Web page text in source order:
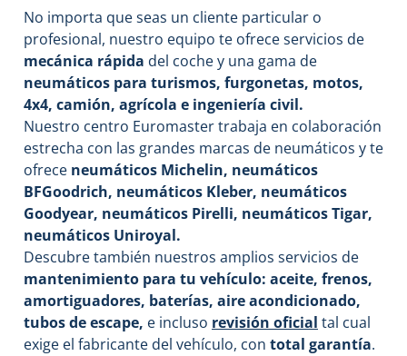
No importa que seas un cliente particular o
profesional, nuestro equipo te ofrece servicios de
mecánica rápida del coche y una gama de
neumáticos para turismos, furgonetas, motos,
4x4, camión, agrícola e ingeniería civil.
Nuestro centro Euromaster trabaja en colaboración
estrecha con las grandes marcas de neumáticos y te
ofrece neumáticos Michelin, neumáticos
BFGoodrich, neumáticos Kleber, neumáticos
Goodyear, neumáticos Pirelli, neumáticos Tigar,
neumáticos Uniroyal.
Descubre también nuestros amplios servicios de
mantenimiento para tu vehículo: aceite, frenos,
amortiguadores, baterías, aire acondicionado,
tubos de escape, e incluso revisión oficial tal cual
exige el fabricante del vehículo, con total garantía.